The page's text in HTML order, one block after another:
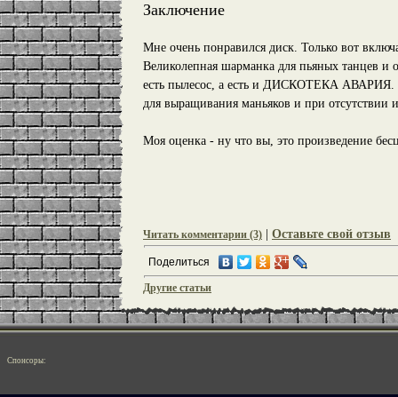
Заключение
Мне очень понравился диск. Только вот
Великолепная шарманка для пьяных танцев и
есть пылесос, а есть и ДИСКОТЕКА АВАРИЯ.
для выращивания маньяков и при
Моя оценка - ну что вы, это произведение
Читать комментарии (3) Оставьте свой отзыв
Поделиться
Другие статьи
Спонсоры: